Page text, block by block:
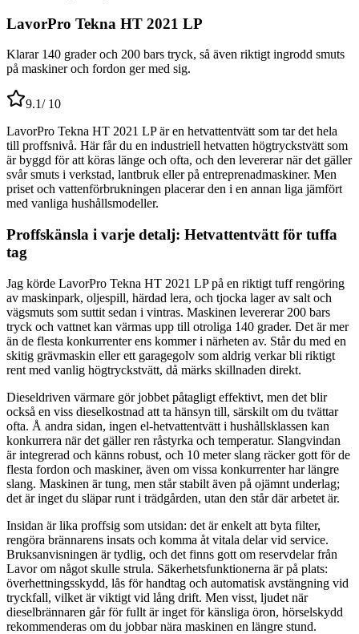
LavorPro Tekna HT 2021 LP
Klarar 140 grader och 200 bars tryck, så även riktigt ingrodd smuts
på maskiner och fordon ger med sig.
9.1/ 10
LavorPro Tekna HT 2021 LP är en hetvattentvätt som tar det hela
till proffsnivå. Här får du en industriell hetvatten högtryckstvätt som
är byggd för att köras länge och ofta, och den levererar när det gäller
svår smuts i verkstad, lantbruk eller på entreprenadmaskiner. Men
priset och vattenförbrukningen placerar den i en annan liga jämfört
med vanliga hushållsmodeller.
Proffskänsla i varje detalj: Hetvattentvätt för tuffa
tag
Jag körde LavorPro Tekna HT 2021 LP på en riktigt tuff rengöring
av maskinpark, oljespill, härdad lera, och tjocka lager av salt och
vägsmuts som suttit sedan i vintras. Maskinen levererar 200 bars
tryck och vattnet kan värmas upp till otroliga 140 grader. Det är mer
än de flesta konkurrenter ens kommer i närheten av. Står du med en
skitig grävmaskin eller ett garagegolv som aldrig verkar bli riktigt
rent med vanlig högtryckstvätt, då märks skillnaden direkt.
Dieseldriven värmare gör jobbet påtagligt effektivt, men det blir
också en viss dieselkostnad att ta hänsyn till, särskilt om du tvättar
ofta. Å andra sidan, ingen el-hetvattentvätt i hushållsklassen kan
konkurrera när det gäller ren råstyrka och temperatur. Slangvindan
är integrerad och känns robust, och 10 meter slang räcker gott för de
flesta fordon och maskiner, även om vissa konkurrenter har längre
slang. Maskinen är tung, men står stabilt även på ojämnt underlag;
det är inget du släpar runt i trädgården, utan den står där arbetet är.
Insidan är lika proffsig som utsidan: det är enkelt att byta filter,
rengöra brännarens insats och komma åt vitala delar vid service.
Bruksanvisningen är tydlig, och det finns gott om reservdelar från
Lavor om något skulle strula. Säkerhetsfunktionerna är på plats:
överhettningsskydd, lås för handtag och automatisk avstängning vid
tryckfall, vilket är viktigt vid lång drift. Men visst, ljudet när
dieselbrännaren går för fullt är inget för känsliga öron, hörselskydd
rekommenderas om du jobbar nära maskinen en längre stund.